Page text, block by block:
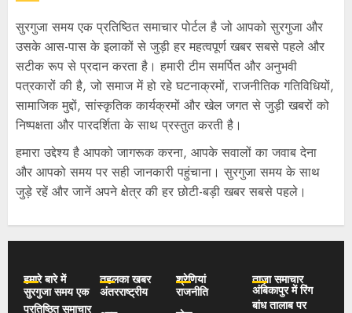
सुरगुजा समय एक प्रतिष्ठित समाचार पोर्टल है जो आपको सुरगुजा और
उसके आस-पास के इलाकों से जुड़ी हर महत्वपूर्ण खबर सबसे पहले और
सटीक रूप से प्रदान करता है। हमारी टीम समर्पित और अनुभवी
पत्रकारों की है, जो समाज में हो रहे घटनाक्रमों, राजनीतिक गतिविधियों,
सामाजिक मुद्दों, सांस्कृतिक कार्यक्रमों और खेल जगत से जुड़ी खबरों को
निष्पक्षता और पारदर्शिता के साथ प्रस्तुत करती है।
हमारा उद्देश्य है आपको जागरूक करना, आपके सवालों का जवाब देना
और आपको समय पर सही जानकारी पहुंचाना। सुरगुजा समय के साथ
जुड़े रहें और जानें अपने क्षेत्र की हर छोटी-बड़ी खबर सबसे पहले।
हमारे बारे में
सुरगुजा समय एक
प्रतिष्ठित समाचार
तहलका खबर
अंतरराष्ट्रीय
श्रेणियां
राजनीति
ताज़ा समाचार
अंबिकापुर में रिंग
बांध तालाब पर